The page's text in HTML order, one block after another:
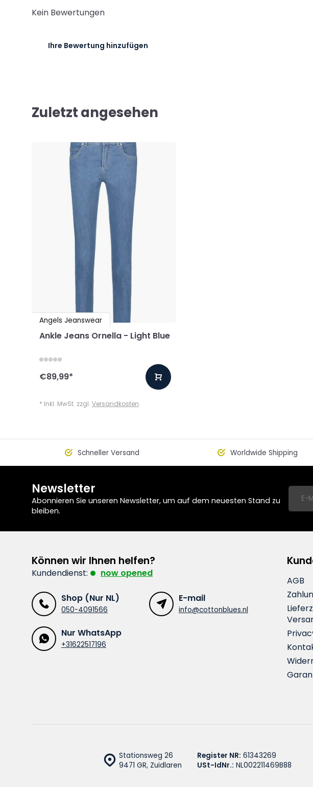
Kein Bewertungen
Ihre Bewertung hinzufügen
Zuletzt angesehen
Angels Jeanswear
Ankle Jeans Ornella - Light Blue
€89,99*
* Inkl. MwSt. zzgl. Versandkosten
Schneller Versand Worldwide Shipping
Newsletter
Abonnieren Sie unseren Newsletter, um auf dem neuesten Stand zu
bleiben.
Können wir Ihnen helfen?
Kundendienst: now opened
Shop (Nur NL)
050-4091566
E-mail
info@cottonblues.nl
Nur WhatsApp
+31622517196
AGB
Stationsweg 26
9471 GR, Zuidlaren
Register NR: 61343269
USt-IdNr.: NL002211469B88